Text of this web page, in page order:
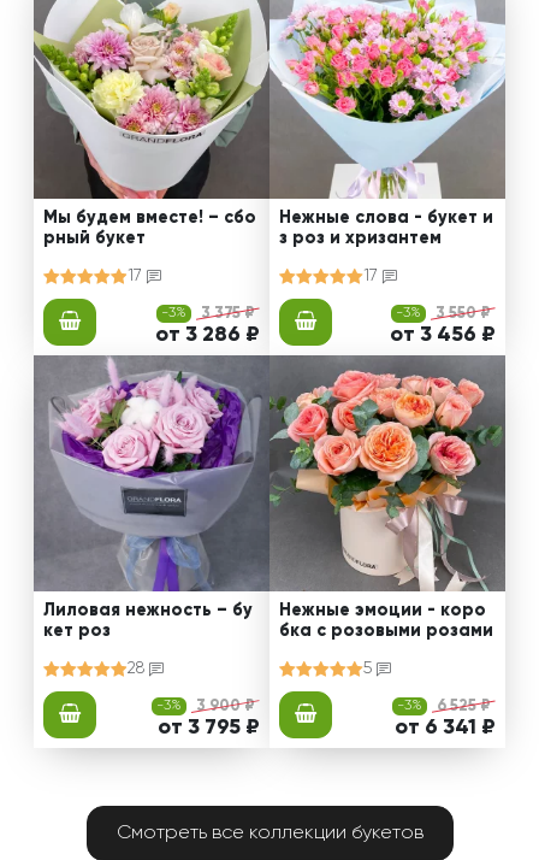
Мы будем вместе! – сбо
рный букет
17
-3% 3 375 ₽
от 3 286 ₽
Нежные слова - букет и
з роз и хризантем
17
-3% 3 550 ₽
от 3 456 ₽
Лиловая нежность – бу
кет роз
28
-3% 3 900 ₽
от 3 795 ₽
Нежные эмоции - коро
бка с розовыми розами
5
-3% 6 525 ₽
от 6 341 ₽
Смотреть все коллекции букетов